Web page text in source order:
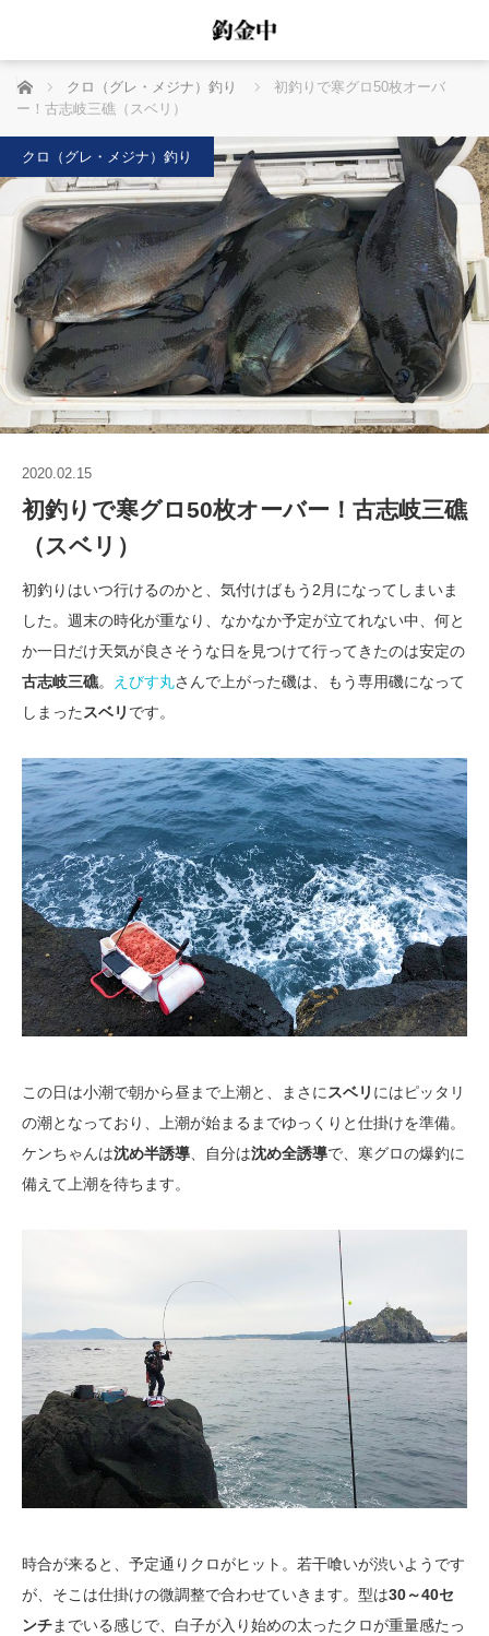
ホーム クロ（グレ・メジナ）釣り
初釣りで寒グロ50枚オーバ
ー！古志岐三礁（スベリ）
クロ（グレ・メジナ）釣り
2020.02.15
初釣りで寒グロ50枚オーバー！古志岐三礁
（スベリ）
初釣りはいつ行けるのかと、気付けばもう2月になってしまいま
した。週末の時化が重なり、なかなか予定が立てれない中、何と
か一日だけ天気が良さそうな日を見つけて行ってきたのは安定の
古志岐三礁。 えびす丸さんで上がった磯は、もう専用磯になって
しまった スベリ です。
この日は小潮で朝から昼まで上潮と、まさに スベリ にはピッタリ
の潮となっており、上潮が始まるまでゆっくりと仕掛けを準備。
ケンちゃんは沈め半誘導 、自分は沈め全誘導で、寒グロの爆釣に
備えて上潮を待ちます。
時合が来ると、予定通りクロがヒット。若干喰いが渋いようです
が、そこは仕掛けの微調整で合わせていきます。型は30～40セ
ンチまでいる感じで、白子が入り始めの太ったクロが重量感たっ